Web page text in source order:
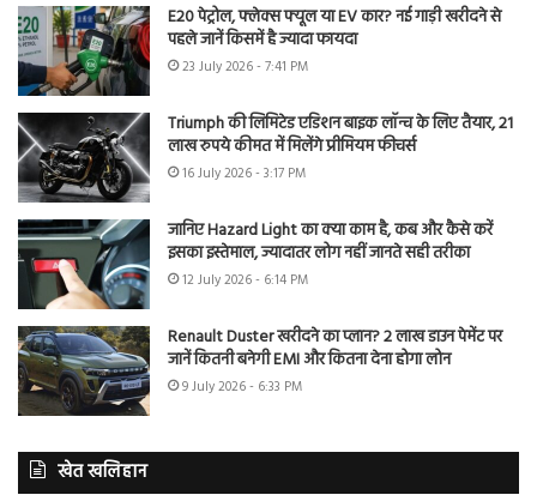
E20 पेट्रोल, फ्लेक्स फ्यूल या EV कार? नई गाड़ी खरीदने से
पहले जानें किसमें है ज्यादा फायदा
23 July 2026 - 7:41 PM
Triumph की लिमिटेड एडिशन बाइक लॉन्च के लिए तैयार, 21
लाख रुपये कीमत में मिलेंगे प्रीमियम फीचर्स
16 July 2026 - 3:17 PM
जानिए Hazard Light का क्या काम है, कब और कैसे करें
इसका इस्तेमाल, ज्यादातर लोग नहीं जानते सही तरीका
12 July 2026 - 6:14 PM
Renault Duster खरीदने का प्लान? 2 लाख डाउन पेमेंट पर
जानें कितनी बनेगी EMI और कितना देना होगा लोन
9 July 2026 - 6:33 PM
खेत खलिहान